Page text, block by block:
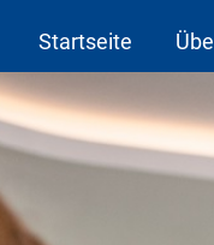
Startseite